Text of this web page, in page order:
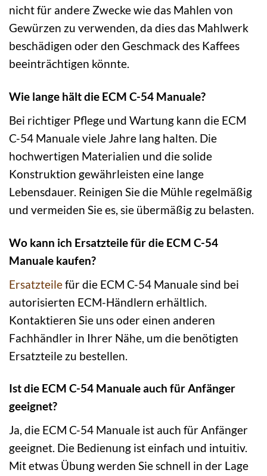
nicht für andere Zwecke wie das Mahlen von
Gewürzen zu verwenden, da dies das Mahlwerk
beschädigen oder den Geschmack des Kaffees
beeinträchtigen könnte.
Wie lange hält die ECM C-54 Manuale?
Bei richtiger Pflege und Wartung kann die ECM
C-54 Manuale viele Jahre lang halten. Die
hochwertigen Materialien und die solide
Konstruktion gewährleisten eine lange
Lebensdauer. Reinigen Sie die Mühle regelmäßig
und vermeiden Sie es, sie übermäßig zu belasten.
Wo kann ich Ersatzteile für die ECM C-54
Manuale kaufen?
Ersatzteilefür die ECM C-54 Manuale sind bei
autorisierten ECM-Händlern erhältlich.
Kontaktieren Sie uns oder einen anderen
Fachhändler in Ihrer Nähe, um die benötigten
Ersatzteile zu bestellen.
Ist die ECM C-54 Manuale auch für Anfänger
geeignet?
Ja, die ECM C-54 Manuale ist auch für Anfänger
geeignet. Die Bedienung ist einfach und intuitiv.
Mit etwas Übung werden Sie schnell in der Lage